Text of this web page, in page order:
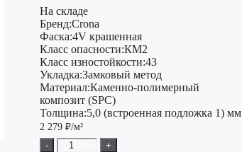
На складе
Бренд:Crona
Фаска:4V крашенная
Класс опасности:КМ2
Класс изностойкости:43
Укладка:Замковый метод
Материал:Каменно-полимерный
композит (SPC)
Толщина:5,0 (встроенная подложка 1) мм
2 279₽/м²
-
+